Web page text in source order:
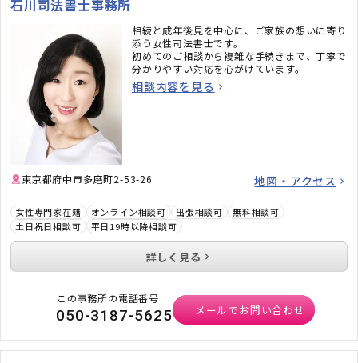
石川司法書士事務所
相続と成年後見を中心に、ご家族の想いに寄り
添う女性司法書士です。
初めてのご相談から複雑な手続きまで、丁寧で
分かりやすい対応を心がけています。
相談内容を見る
東京都府中市多磨町2-53-26 地図・アクセス
女性専門家在籍 オンライン相談可 出張相談可
無料相談可
土日祝日相談可
平日19時以降相談可
詳しく見る
この事務所の電話番号
050-3187-5625 メールでお問い合わせ